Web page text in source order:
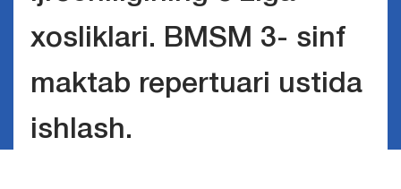
xosliklari. BMSM 3- sinf
maktab repertuari ustida
ishlash.